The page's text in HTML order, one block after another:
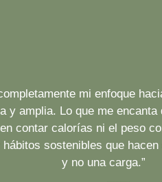
mi enfoque
y amplia. Lo que me
contar calorías ni el peso
hábitos sostenibles que hacen
y no una carga.”